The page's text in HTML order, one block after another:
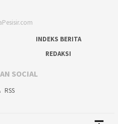
INDEKS BERITA
REDAKSI
SOCIAL
RSS